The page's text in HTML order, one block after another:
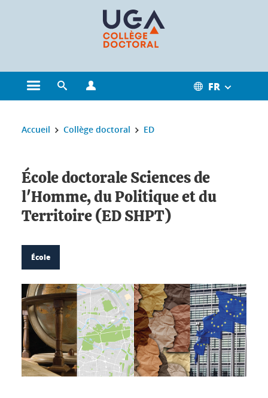
Ouvrir le menu principal
Ouvrir le moteur de recherche FR
Vous êtes ici :
Accueil Collège doctoral ED
École doctorale Sciences de
l'Homme, du Politique et du
Territoire (ED SHPT)
École